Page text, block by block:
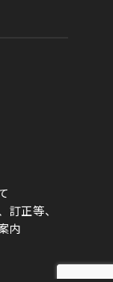
正等、
内